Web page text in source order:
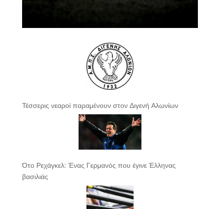
Τέσσερις νεαροί παραμένουν στον Διγενή Αλωνίων
Ότο Ρεχάγκελ: Ένας Γερμανός που έγινε Έλληνας
βασιλιάς